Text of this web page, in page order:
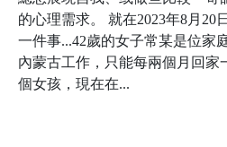
的心理需求。 就在2023年8月20
一件事...42歲的女子常某是位家
內蒙古工作，只能每兩個月回家
個女孩，現在在...